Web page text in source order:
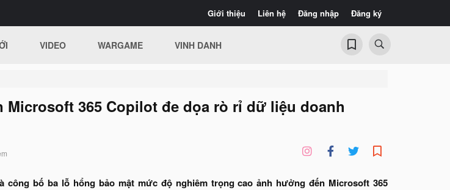
Giới thiệu Liên hệ Đăng nhập Đăng ký
VIDEO WARGAME VINH DANH
365 Copilot đe dọa rò rỉ dữ liệu doanh
công bố ba lỗ hổng bảo mật mức độ nghiêm trọng cao ảnh hưởng đến Microsoft 365